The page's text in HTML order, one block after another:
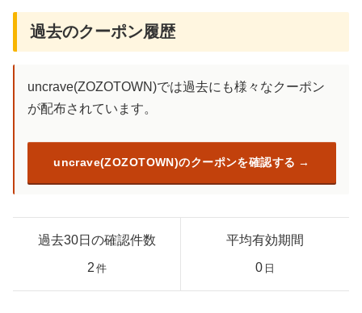
過去のクーポン履歴
uncrave(ZOZOTOWN)では過去にも様々なクーポン
が配布されています。
uncrave(ZOZOTOWN)のクーポンを確認する
過去30日の確認件数
2 件
平均有効期間
0 日